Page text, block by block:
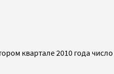
квартале 2010 года